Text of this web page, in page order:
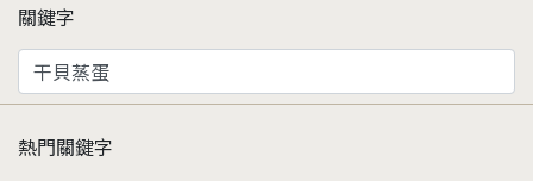
關鍵字
熱門關鍵字